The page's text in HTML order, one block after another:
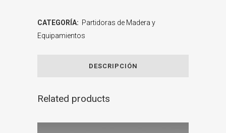
CATEGORÍA: Partidoras de Madera y
Equipamientos
DESCRIPCIÓN
Related products